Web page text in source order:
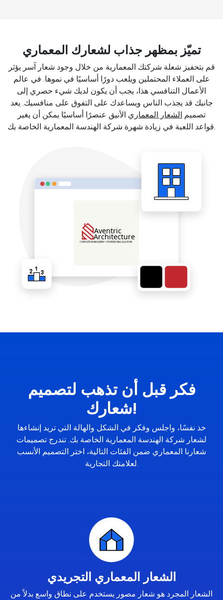
تميّز بمظهر جذاب لشعارك المعماري
قم بتحفيز شعلة شركتك المعمارية من خلال وجود شعار آسر يؤثر
على العملاء المحتملين ويلعب دورًا أساسيًا في نموها. في عالم
الأعمال التنافسي هذا، يجب أن يكون لديك شيء حصري إلى
جانبك قد يجذب الناس ويساعدك على التفوق على منافسيك. يعد
تصميم الشعار المعماري الأنيق عنصرًا أساسيًا يمكن أن يغير
قواعد اللعبة في زيادة شهرة شركة الهندسة المعمارية الخاصة بك.
فكر قبل أن تذهب لتصميم
شعارك!
خذ نفسًا، واجلس وفكر في الشكل والهالة التي تريد إنشاءها
لشعار شركة الهندسة المعمارية الخاصة بك. تندرج تصميمات
شعارنا المعماري ضمن الفئات التالية، اختر التصميم الأنسب
لعلامتك التجارية.
الشعار المعماري التجريدي
الشعار المجرد هو شعار مصور يستخدم على نطاق واسع بدلاً من